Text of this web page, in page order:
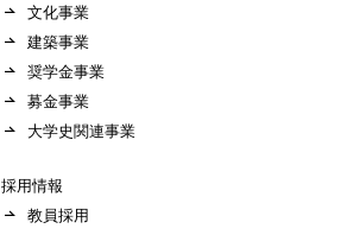
文化事業
建築事業
奨学金事業
募金事業
大学史関連事業
採用情報
教員採用